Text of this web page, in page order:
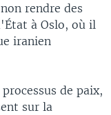
rendre des
à Oslo, où il
iranien
de paix,
sur la